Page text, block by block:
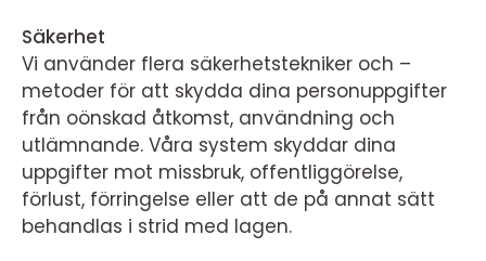
Säkerhet
Vi använder flera säkerhetstekniker och –
metoder för att skydda dina personuppgifter
från oönskad åtkomst, användning och
utlämnande. Våra system skyddar dina
uppgifter mot missbruk, offentliggörelse,
förlust, förringelse eller att de på annat sätt
behandlas i strid med lagen.